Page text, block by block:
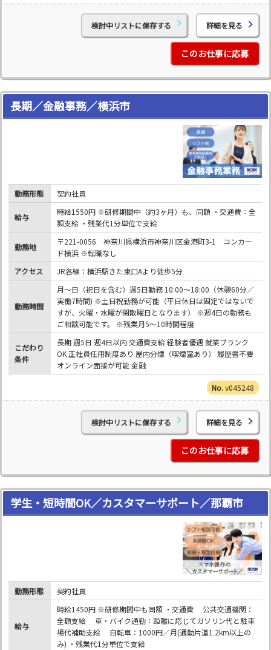
検討中リストに保存する 詳細を見る
このお仕事に応募
長期／金融事務／横浜市
勤務形態 契約社員
給与
時給1550円 ※研修期間中（約3ヶ月）も、同額 ・交通費：全
額支給 ・残業代1分単位で支給
勤務地
〒221-0056 神奈川県横浜市神奈川区金港町3-1 コンカー
ド横浜 ※転職なし
アクセス
JR各線：横浜駅きた東口Aより徒歩5分
勤務時間
月～日（祝日を含む）週5日勤務 10:00～18:00（休憩60分／
実働7時間) ※土日祝勤務が可能（平日休日は固定ではないで
すが、火曜・水曜が閑散曜日となります） ※週4日の勤務も
ご相談可能です。 ※残業月5～10時間程度
こだわり
条件
長期 週5日 週4日以内 交通費支給 経験者優遇 就業ブランク
OK 正社員任用制度あり 屋内分煙（喫煙室あり） 履歴書不要
オンライン面接が可能 金融
v045248
検討中リストに保存する 詳細を見る
このお仕事に応募
学生・短時間OK／カスタマーサポート／那覇市
勤務形態 契約社員
給与
時給1450円 ※研修期間中も同額 ・交通費 公共交通機関：
全額支給 車・バイク通勤：距離に応じてガソリン代と駐車
場代補助支給 自転車：1000円／月(通勤片道1.2km以上の
み) ・残業代1分単位で支給